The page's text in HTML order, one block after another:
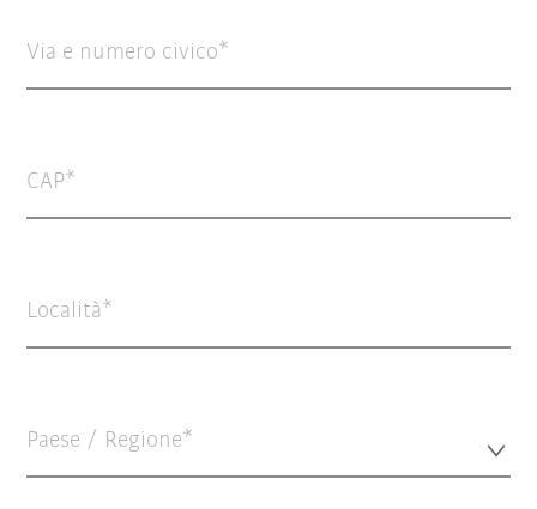
Via e numero civico
CAP
Località
Paese / Regione*